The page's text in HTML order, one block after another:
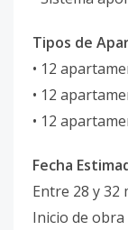
Tipos de
• 12
• 12
• 12
Fecha
Entre 28 y 32
Inicio de obra